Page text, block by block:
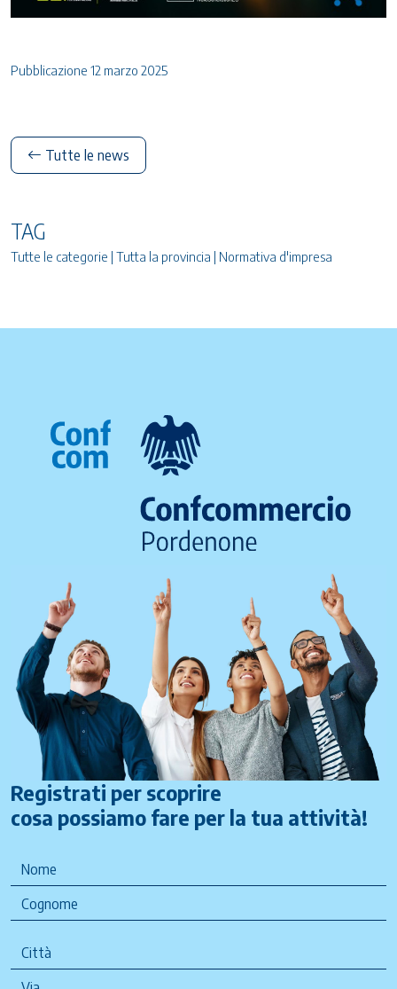
Pubblicazione 12 marzo 2025
Tutte le news
TAG
Tutte le categorie | Tutta la provincia | Normativa d'impresa
Registrati per scoprire
cosa possiamo fare per la tua attività!